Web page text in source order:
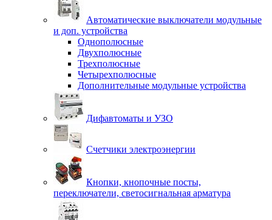
Автоматические выключатели модульные
и доп. устройства
Однополюсные
Двухполюсные
Трехполюсные
Четырехполюсные
Дополнительные модульные устройства
Дифавтоматы и УЗО
Счетчики электроэнергии
Кнопки, кнопочные посты,
переключатели, светосигнальная арматура